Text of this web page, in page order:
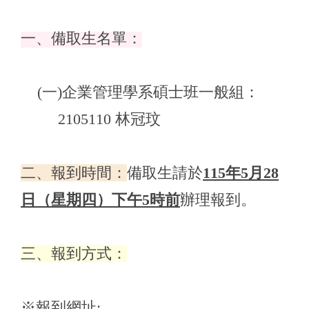
一、備取生名單：
(一)企業管理學系碩士班一般組：
2105110 林冠玟
二、報到時間： 備取生請於115年5月28
日（星期四）下午5時前辦理報到。
三、報到方式：